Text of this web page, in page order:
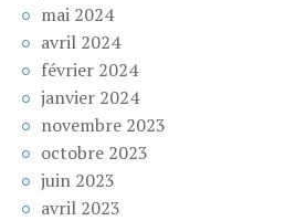
mai 2024
avril 2024
février 2024
janvier 2024
novembre 2023
octobre 2023
juin 2023
avril 2023